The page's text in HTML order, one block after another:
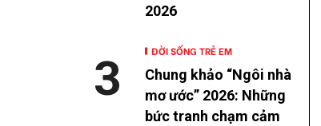
2026
ĐỜI SỐNG TRẺ EM
Chung khảo “Ngôi nhà
mơ ước” 2026: Những
bức tranh chạm cảm
3